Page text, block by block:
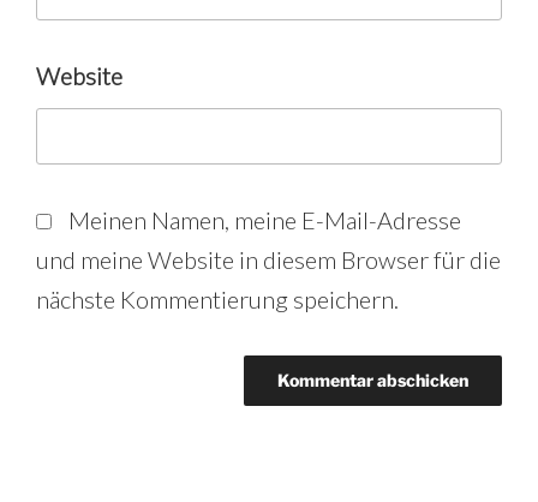
Website
Meinen Namen, meine E-Mail-Adresse
und meine Website in diesem Browser für die
nächste Kommentierung speichern.